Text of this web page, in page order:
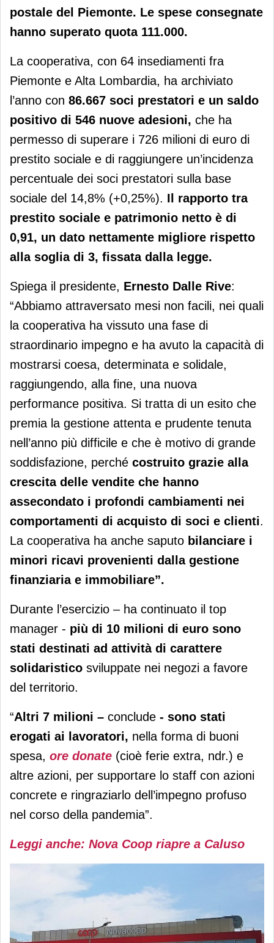
postale del Piemonte. Le spese consegnate
hanno superato quota 111.000.
La cooperativa, con 64 insediamenti fra
Piemonte e Alta Lombardia, ha archiviato
l’anno con 86.667 soci prestatori e un saldo
positivo di 546 nuove adesioni, che ha
permesso di superare i 726 milioni di euro di
prestito sociale e di raggiungere un’incidenza
percentuale dei soci prestatori sulla base
sociale del 14,8% (+0,25%). Il rapporto tra
prestito sociale e patrimonio netto è di
0,91, un dato nettamente migliore rispetto
alla soglia di 3, fissata dalla legge.
Spiega il presidente, Ernesto Dalle Rive:
“Abbiamo attraversato mesi non facili, nei quali
la cooperativa ha vissuto una fase di
straordinario impegno e ha avuto la capacità di
mostrarsi coesa, determinata e solidale,
raggiungendo, alla fine, una nuova
performance positiva. Si tratta di un esito che
premia la gestione attenta e prudente tenuta
nell’anno più difficile e che è motivo di grande
soddisfazione, perché costruito grazie alla
crescita delle vendite che hanno
assecondato i profondi cambiamenti nei
comportamenti di acquisto di soci e clienti.
La cooperativa ha anche saputo bilanciare i
minori ricavi provenienti dalla gestione
finanziaria e immobiliare”.
Durante l’esercizio – ha continuato il top
manager - più di 10 milioni di euro sono
stati destinati ad attività di carattere
solidaristico sviluppate nei negozi a favore
del territorio.
“Altri 7 milioni – conclude - sono stati
erogati ai lavoratori, nella forma di buoni
spesa, ore donate (cioè ferie extra, ndr.) e
altre azioni, per supportare lo staff con azioni
concrete e ringraziarlo dell’impegno profuso
nel corso della pandemia”.
Leggi anche: Nova Coop riapre a Caluso